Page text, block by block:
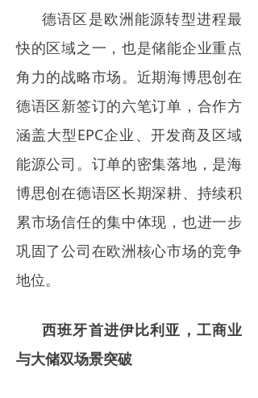
德语区是欧洲能源转型进程最
快的区域之一，也是储能企业重点
角力的战略市场。近期海博思创在
德语区新签订的六笔订单，合作方
涵盖大型EPC企业、开发商及区域
能源公司。订单的密集落地，是海
博思创在德语区长期深耕、持续积
累市场信任的集中体现，也进一步
巩固了公司在欧洲核心市场的竞争
地位。
西班牙首进伊比利亚，工商业
与大储双场景突破